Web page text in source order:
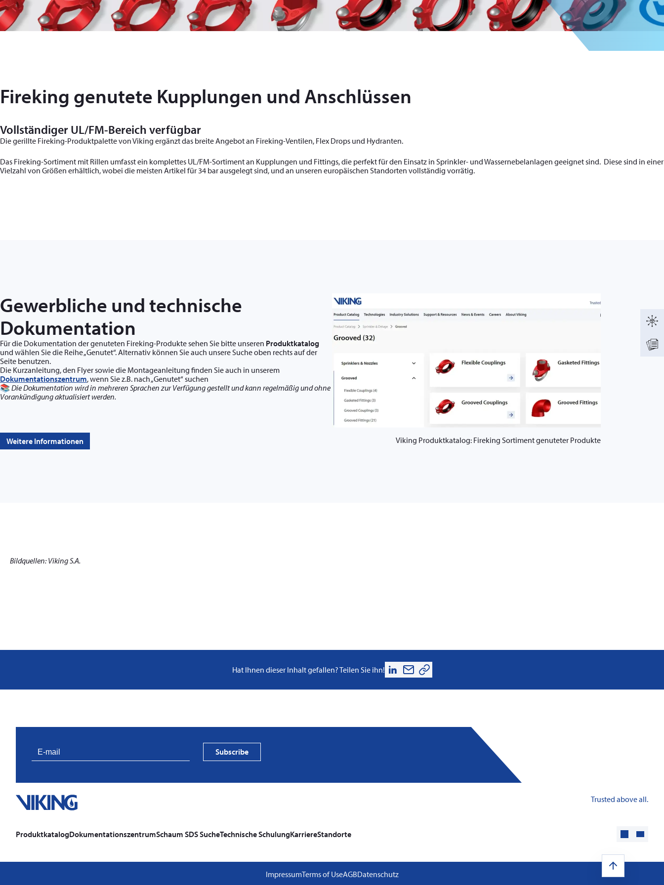
Fireking genutete Kupplungen und Anschlüssen
Vollständiger UL/FM-Bereich verfügbar
Die gerillte Fireking-Produktpalette von Viking ergänzt das breite Angebot an Fireking-Ventilen, Flex Drops und Hydranten.
Das Fireking-Sortiment mit Rillen umfasst ein komplettes UL/FM-Sortiment an Kupplungen und Fittings, die perfekt für den Einsatz in Sprinkler- und Wassernebelanlagen geeignet sind. Diese sind in einer
Vielzahl von Größen erhältlich, wobei die meisten Artikel für 34 bar ausgelegt sind, und an unseren europäischen Standorten vollständig vorrätig.
Gewerbliche und technische
Dokumentation
Für die Dokumentation der genuteten Fireking-Produkte sehen Sie bitte unseren Produktkatalog
und wählen Sie die Reihe „Genutet“. Alternativ können Sie auch unsere Suche oben rechts auf der
Seite benutzen.
Die Kurzanleitung, den Flyer sowie die Montageanleitung finden Sie auch in unserem
Dokumentationszentrum, wenn Sie z.B. nach „Genutet“ suchen
📚 Die Dokumentation wird in mehreren Sprachen zur Verfügung gestellt und kann regelmäßig und ohne
Vorankündigung aktualisiert werden.
Weitere Informationen Viking Produktkatalog: Fireking Sortiment genuteter Produkte
Bildquellen: Viking S.A.
Hat Ihnen dieser Inhalt gefallen? Teilen Sie ihn!
Subscribe
Trusted above all.
ProduktkatalogDokumentationszentrumSchaum SDS SucheTechnische SchulungKarriereStandorte
ImpressumTerms of UseAGBDatenschutz
PVProtect: Innovative fire protection for roofs with